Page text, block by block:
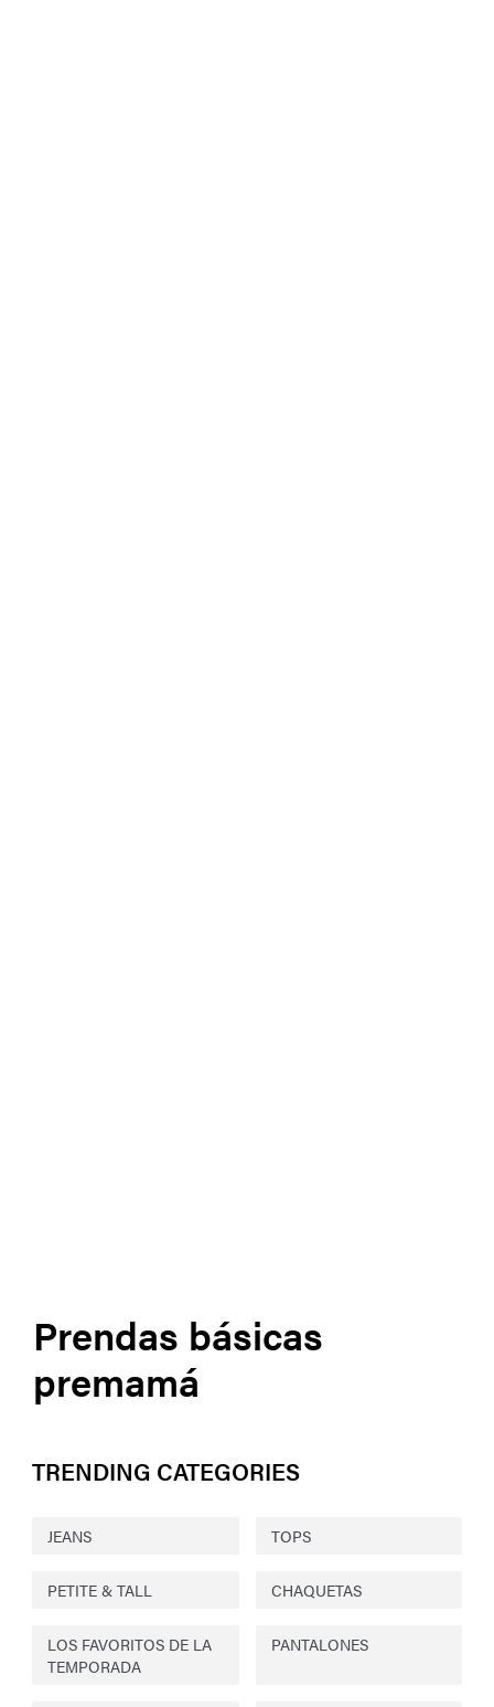
Prendas básicas
premamá
TRENDING CATEGORIES
JEANS TOPS
PETITE & TALL CHAQUETAS
LOS FAVORITOS DE LA
TEMPORADA
PANTALONES